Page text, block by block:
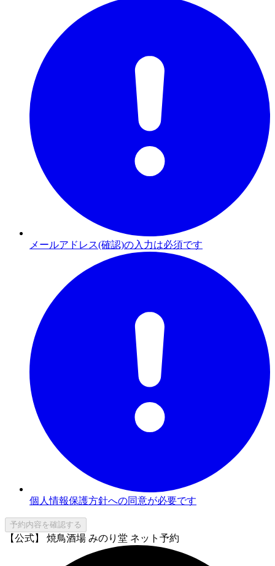
メールアドレス(確認)の入力は必須です
個人情報保護方針への同意が必要です
予約内容を確認する
【公式】 焼鳥酒場 みのり堂 ネット予約